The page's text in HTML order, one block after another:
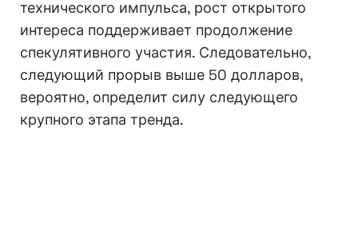
технического импульса, рост открытого
интереса поддерживает продолжение
спекулятивного участия. Следовательно,
следующий прорыв выше 50 долларов,
вероятно, определит силу следующего
крупного этапа тренда.